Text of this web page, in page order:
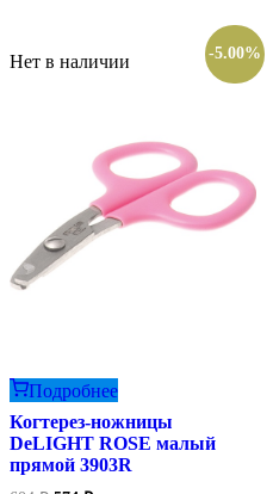
Нет в наличии
Подробнее
-5.00%
Когтерез-ножницы
DeLIGHT ROSE малый
прямой 3903R